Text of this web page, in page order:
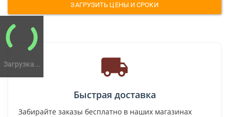
Загрузка...
ЗАГРУЗИТЬ ЦЕНЫ И СРОКИ
Быстрая доставка
Забирайте заказы бесплатно в наших магазинах